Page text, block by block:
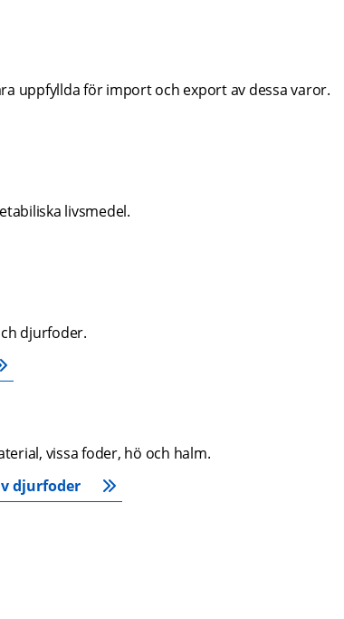
uppfyllda för import och export av dessa varor.
livsmedel.
djurfoder.
vissa foder, hö och halm.
djurfoder